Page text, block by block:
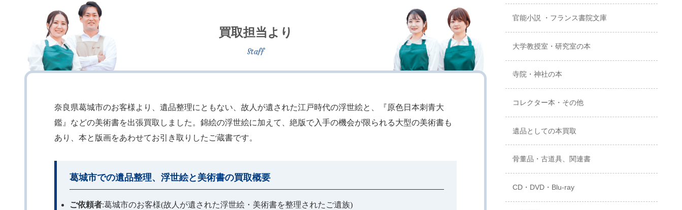
買取担当より
奈良県葛城市のお客様より、遺品整理にともない、故人が遺された江戸時代の浮世絵と、『原色日本刺青大
鑑』などの美術書を出張買取しました。錦絵の浮世絵に加えて、絶版で入手の機会が限られる大型の美術書も
あり、本と版画をあわせてお引き取りしたご蔵書です。
葛城市での遺品整理、浮世絵と美術書の買取概要
ご依頼者:葛城市のお客様(故人が遺された浮世絵・美術書を整理されたご遺族)
官能小説 ・フランス書院文庫
大学教授室・研究室の本
寺院・神社の本
コレクター本・その他
遺品としての本買取
骨董品・古道具、関連書
CD・DVD・Blu-ray